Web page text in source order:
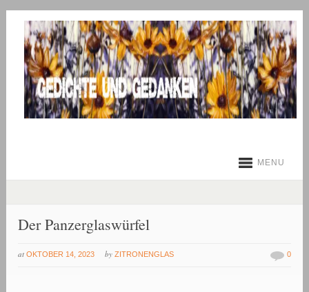
MENU
Der Panzerglaswürfel
at OKTOBER 14, 2023 by ZITRONENGLAS 0